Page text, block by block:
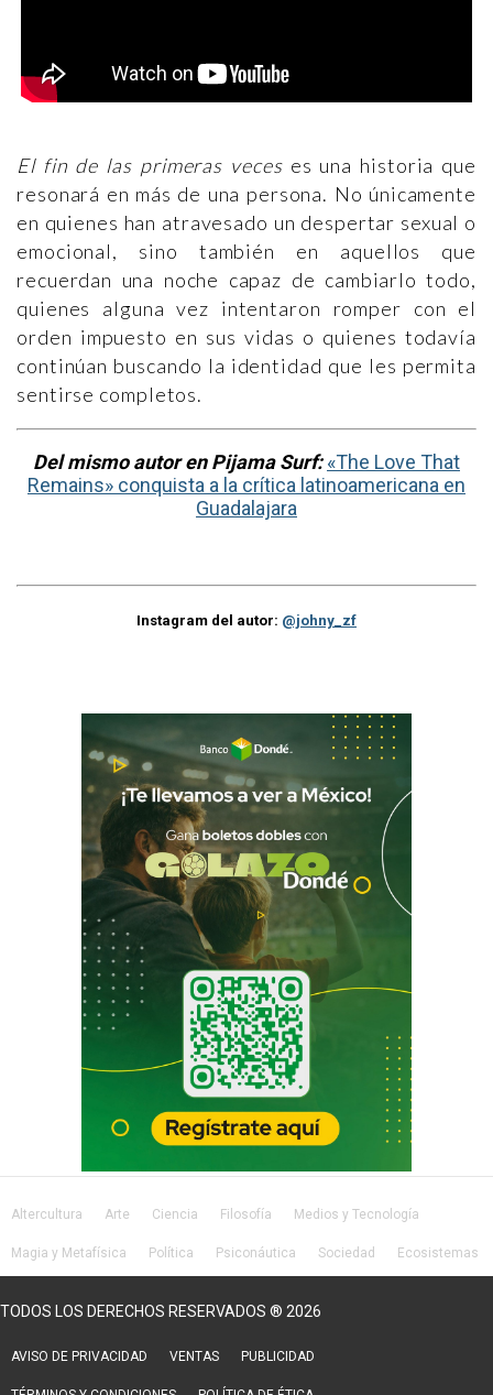
El fin de las primeras veceses una historia que
resonará en más de una persona. No únicamente
en quienes han atravesado un despertar sexual o
emocional, sino también en aquellos que
recuerdan una noche capaz de cambiarlo todo,
quienes alguna vez intentaron romper con el
orden impuesto en sus vidas o quienes todavía
continúan buscando la identidad que les permita
sentirse completos.
Del mismo autor en Pijama Surf:«The Love That
Remains» conquista a la crítica latinoamericana en
Guadalajara
Instagram del autor: @johny_zf
Altercultura Arte Ciencia Filosofía Medios y Tecnología
Magia y Metafísica Política Psiconáutica Sociedad Ecosistemas
TODOS LOS DERECHOS RESERVADOS ® 2026
AVISO DE PRIVACIDAD VENTAS PUBLICIDAD